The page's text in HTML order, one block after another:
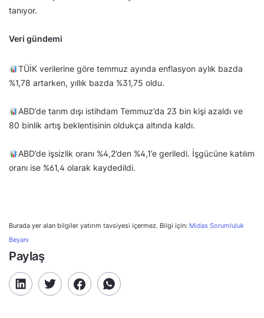
tanıyor.
Veri gündemi
TÜİK verilerine göre temmuz ayında enflasyon aylık bazda
%1,78 artarken, yıllık bazda %31,75 oldu.
ABD’de tarım dışı istihdam Temmuz’da 23 bin kişi azaldı ve
80 binlik artış beklentisinin oldukça altında kaldı.
ABD’de işsizlik oranı %4,2’den %4,1’e geriledi. İşgücüne katılım
oranı ise %61,4 olarak kaydedildi.
Burada yer alan bilgiler yatırım tavsiyesi içermez. Bilgi için: Midas Sorumluluk
Beyanı
Paylaş